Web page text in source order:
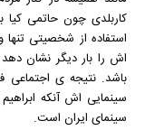
کاربلدی چون حاتمی کیا
استفاده از شخصیتی تنها
اش را بار دیگر نشان دهد
باشد. نتیجه ی
سینمایی اش آنکه
سینمای ایران است.